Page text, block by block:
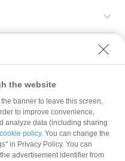
は何ヶ月間確認できるのか
the website
banner to leave this screen,
to improve convenience,
analyze data (including sharing
policy. You can change the
in Privacy Policy. You can
advertisement identifier from